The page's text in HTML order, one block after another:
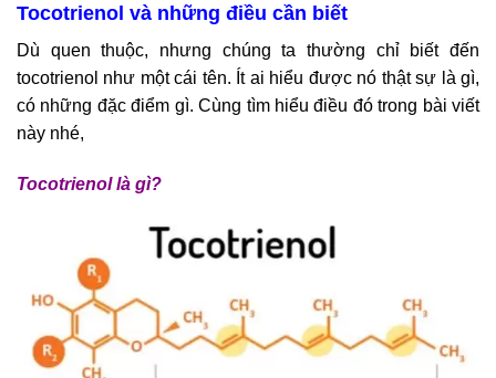
Tocotrienol và những điều cần biết
Dù quen thuộc, nhưng chúng ta thường chỉ biết đến
tocotrienol như một cái tên. Ít ai hiểu được nó thật sự là gì,
có những đặc điểm gì. Cùng tìm hiểu điều đó trong bài viết
này nhé,
Tocotrienol là gì?